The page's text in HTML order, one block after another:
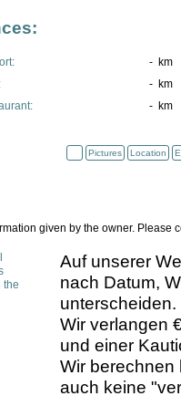
- km
- km
- km
Pictures Location
given by the owner. Please
the
Auf unserer
nach Datum,
unterscheiden.
Wir verlangen
und einer
Wir berechnen
auch keine